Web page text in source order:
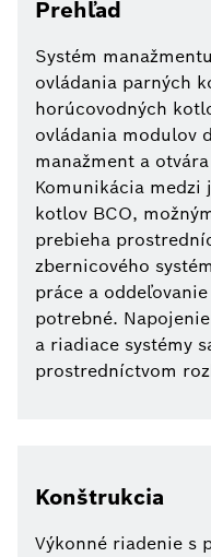
Prehľad
Systém
ovládania parných
horúcovodných
ovládania modulov
manažment a
Komunikácia
kotlov BCO,
prebieha
zbernicového
práce a
potrebné.
a riadiace systémy
prostredníctvom
Konštrukcia
Výkonné riadenie s